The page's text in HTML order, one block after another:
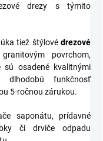
drezy s týmito
tiež štýlové drezové
povrchom,
sú osadené kvalitnými
dlhodobú funkčnosť
5-ročnou zárukou.
saponátu, prídavné
či drviče odpadu